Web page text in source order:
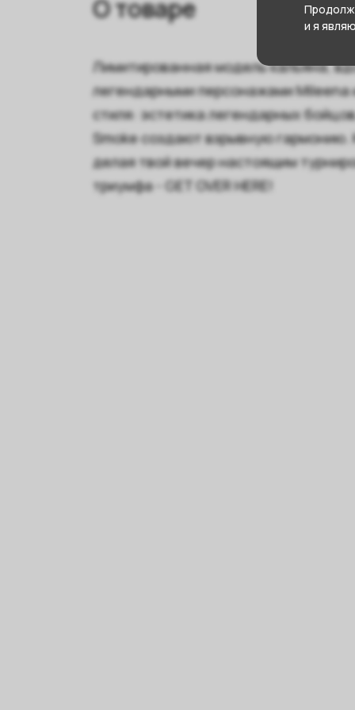
и я
О товаре
Лимитированная модель кальяна,
легендарными персонажами Mileena
стиля: эстетика легендарных
Smoke создают взрывную
делая твой вечер настоящим
триумфа - GET OVER HERE!